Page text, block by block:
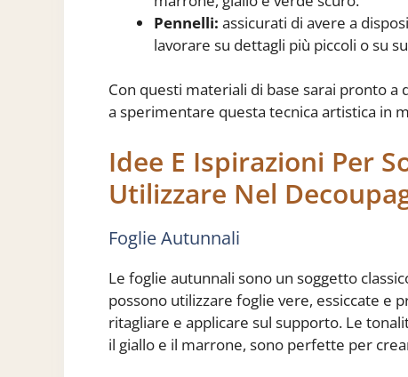
Pennelli: assicurati di avere a
lavorare su dettagli più piccoli o su
Con questi materiali di base sarai pronto a
a sperimentare questa tecnica artistica in
Idee E Ispirazioni Per
Utilizzare Nel
Foglie Autunnali
Le foglie autunnali sono un soggetto
possono utilizzare foglie vere, essiccate e
ritagliare e applicare sul supporto. Le
il giallo e il marrone, sono perfette per